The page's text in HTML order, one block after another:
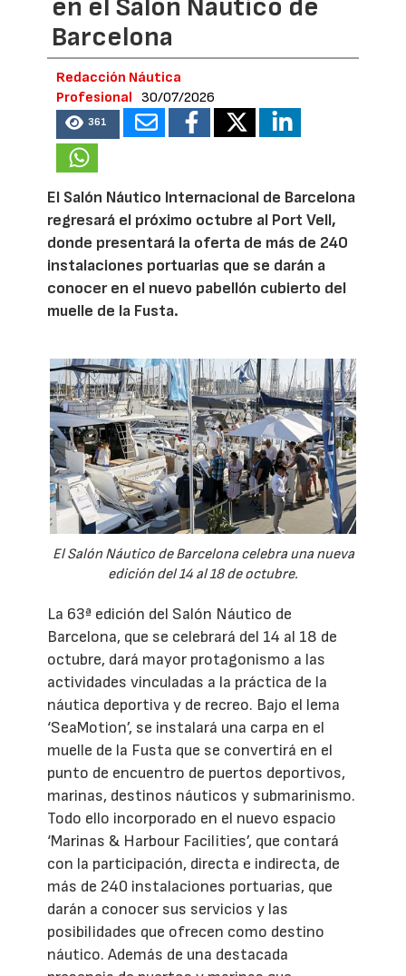
en el Salón Náutico de
Barcelona
Redacción Náutica
Profesional
30/07/2026
361
El Salón Náutico Internacional de Barcelona
regresará el próximo octubre al Port Vell,
donde presentará la oferta de más de 240
instalaciones portuarias que se darán a
conocer en el nuevo pabellón cubierto del
muelle de la Fusta.
El Salón Náutico de Barcelona celebra una nueva
edición del 14 al 18 de octubre.
La 63ª edición del Salón Náutico de
Barcelona, que se celebrará del 14 al 18 de
octubre, dará mayor protagonismo a las
actividades vinculadas a la práctica de la
náutica deportiva y de recreo. Bajo el lema
‘SeaMotion’, se instalará una carpa en el
muelle de la Fusta que se convertirá en el
punto de encuentro de puertos deportivos,
marinas, destinos náuticos y submarinismo.
Todo ello incorporado en el nuevo espacio
‘Marinas & Harbour Facilities’, que contará
con la participación, directa e indirecta, de
más de 240 instalaciones portuarias, que
darán a conocer sus servicios y las
posibilidades que ofrecen como destino
náutico. Además de una destacada